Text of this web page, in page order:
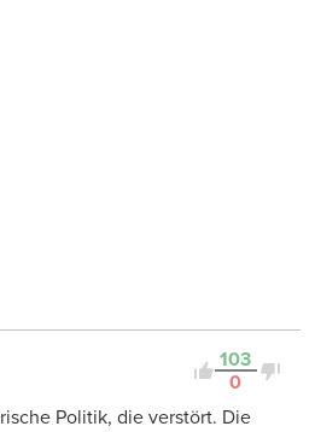
103
0
Politik, die verstört. Die